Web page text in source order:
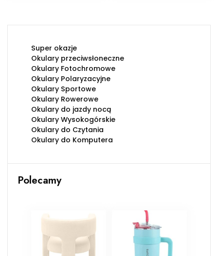
Super okazje
Okulary przeciwsłoneczne
Okulary Fotochromowe
Okulary Polaryzacyjne
Okulary Sportowe
Okulary Rowerowe
Okulary do jazdy nocą
Okulary Wysokogórskie
Okulary do Czytania
Okulary do Komputera
Polecamy